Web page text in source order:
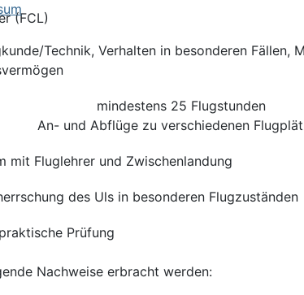
(FCL)
Technik, Verhalten in besonderen Fällen,
mindestens 25 Flugstunden
An- und Abflüge zu verschiedenen
mit Fluglehrer und Zwischenlandung
des Uls in besonderen Flugzuständen
Prüfung
Nachweise erbracht werden: